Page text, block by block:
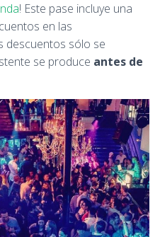
! Este pase incluye una
en las
descuentos sólo se
se produce antes de